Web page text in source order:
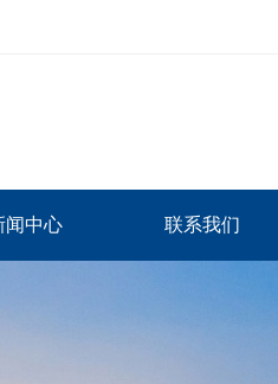
闻中心 联系我们